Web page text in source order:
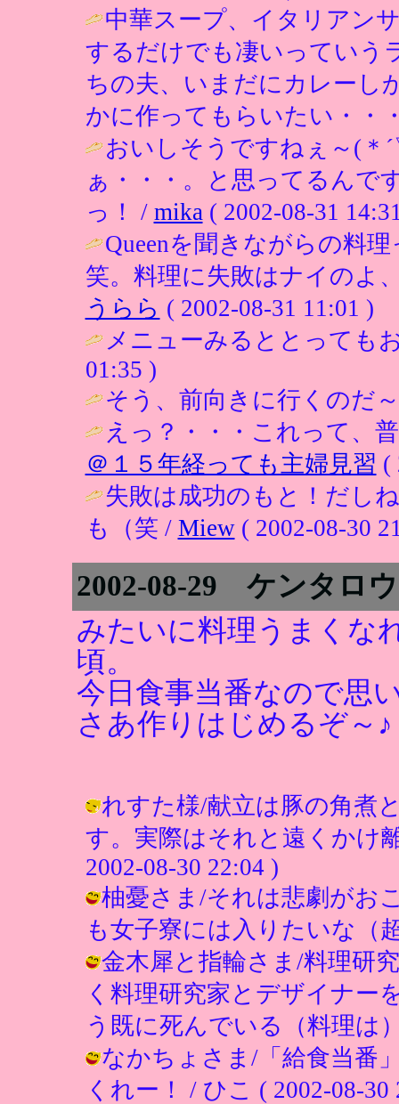
中華スープ、イタリアン
するだけでも凄いっていう
ちの夫、いまだにカレーし
かに作ってもらいたい・・
おいしそうですねぇ～(＊
ぁ・・・。と思ってるんで
っ！ / mika ( 2002-08-31
Queenを聞きながらの料
笑。料理に失敗はナイのよ
うらら ( 2002-08-31 11:01 )
メニューみるととっても
01:35 )
そう、前向きに行くのだ
えっ？・・・これって、
＠１５年経っても主婦見習 (
失敗は成功のもと！だし
も（笑 / Miew( 2002-08-30
2002-08-29 ケンタロ
みたいに料理うまくな
頃。
今日食事当番なので思
さあ作りはじめるぞ～♪
れすた様/献立は豚の角煮
す。実際はそれと遠くかけ
2002-08-30 22:04 )
柚憂さま/それは悲劇がお
も女子寮には入りたいな（
金木犀と指輪さま/料理研
く料理研究家とデザイナー
う既に死んでいる（料理は
なかちょさま/「給食当番
くれー！ / ひこ ( 2002-08-30